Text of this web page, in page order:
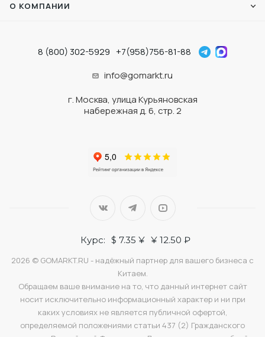
О КОМПАНИИ
8 (800) 302-5929 +7(958)756-81-88
info@gomarkt.ru
г. Москва, улица Курьяновская
набережная д. 6, стр. 2
Курс: $ 7.35 ¥ ¥ 12.50 ₽
2026 © GOMARKT.RU - надёжный партнер для вашего бизнеса с
Китаем.
Обращаем ваше внимание на то, что данный интернет сайт
носит исключительно информационный характер и ни при
каких условиях не является публичной офертой,
определяемой положениями статьи 437 (2) Гражданского